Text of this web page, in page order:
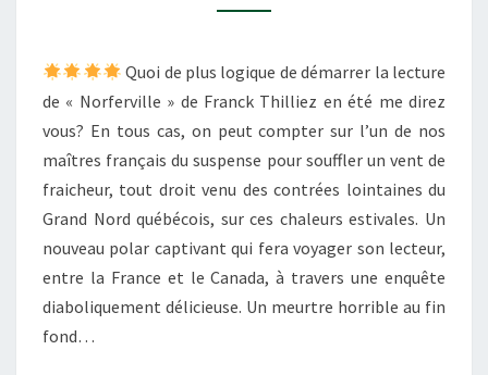
Quoi de plus logique de démarrer la lecture
de « Norferville » de Franck Thilliez en été me direz
vous? En tous cas, on peut compter sur l’un de nos
maîtres français du suspense pour souffler un vent de
fraicheur, tout droit venu des contrées lointaines du
Grand Nord québécois, sur ces chaleurs estivales. Un
nouveau polar captivant qui fera voyager son lecteur,
entre la France et le Canada, à travers une enquête
diaboliquement délicieuse. Un meurtre horrible au fin
fond…